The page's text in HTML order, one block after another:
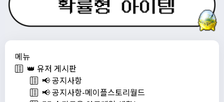
메뉴
👑 유저 게시판
📢 공지사항
📢 공지사항-메이플스토리월드